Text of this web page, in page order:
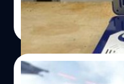
วงศกร ปฐมชัยวัฒน์| 4032
Read More
16/06/2015